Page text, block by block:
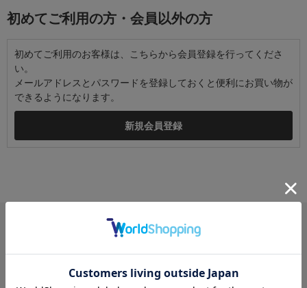
初めてご利用の方・会員以外の方
初めてご利用のお客様は、こちらから会員登録を行ってくださ
い。
メールアドレスとパスワードを登録しておくと便利にお買い物が
できるようになります。